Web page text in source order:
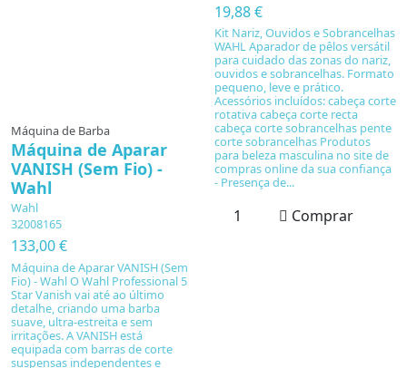
Máquina de Barba
Máquina de Aparar
VANISH (Sem Fio) -
Wahl
Wahl
32008165
133,00 €
Máquina de Aparar VANISH (Sem
Fio) - Wahl O Wahl Professional 5
Star Vanish vai até ao último
detalhe, criando uma barba
suave, ultra-estreita e sem
irritações. A VANISH está
equipada com barras de corte
suspensas independentes e
19,88 €
Kit Nariz, Ouvidos e Sobrancelhas
WAHL Aparador de pêlos versátil
para cuidado das zonas do nariz,
ouvidos e sobrancelhas. Formato
pequeno, leve e prático.
Acessórios incluídos: cabeça corte
rotativa cabeça corte recta
cabeça corte sobrancelhas pente
corte sobrancelhas Produtos
para beleza masculina no site de
compras online da sua confiança
- Presença de...
Comprar